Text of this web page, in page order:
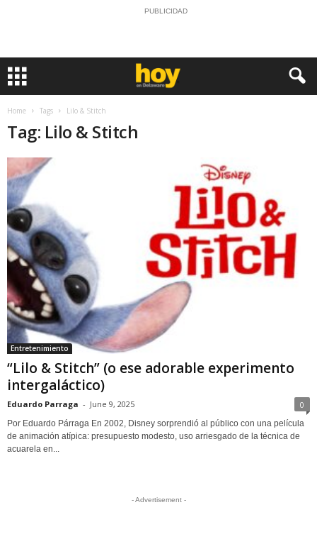
PUBLICIDAD
Home Tags Lilo & Stitch
Tag: Lilo & Stitch
Entretenimiento
“Lilo & Stitch” (o ese adorable experimento
intergaláctico)
Eduardo Parraga - June 9, 2025 0
Por Eduardo Párraga En 2002, Disney sorprendió al público con una película
de animación atípica: presupuesto modesto, uso arriesgado de la técnica de
acuarela en...
- Advertisement -